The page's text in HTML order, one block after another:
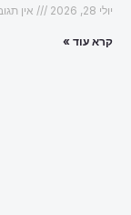
יולי 28, 2026 אין
קרא עוד »